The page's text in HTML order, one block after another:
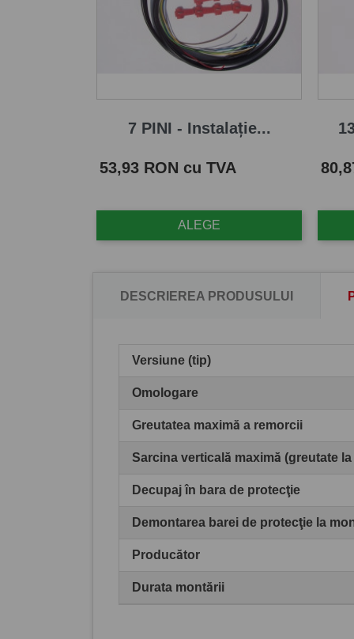
7 PINI - Instalație...
Pret
53,93 RON cu TVA
ALEGE
Pret
DESCRIEREA PRODUSULUI
Versiune (tip)
Omologare
Greutatea maximă a remorcii
Sarcina verticală maximă (greutate
Decupaj în bara de protecţie
Demontarea barei de protecţie la
Producător
Durata montării